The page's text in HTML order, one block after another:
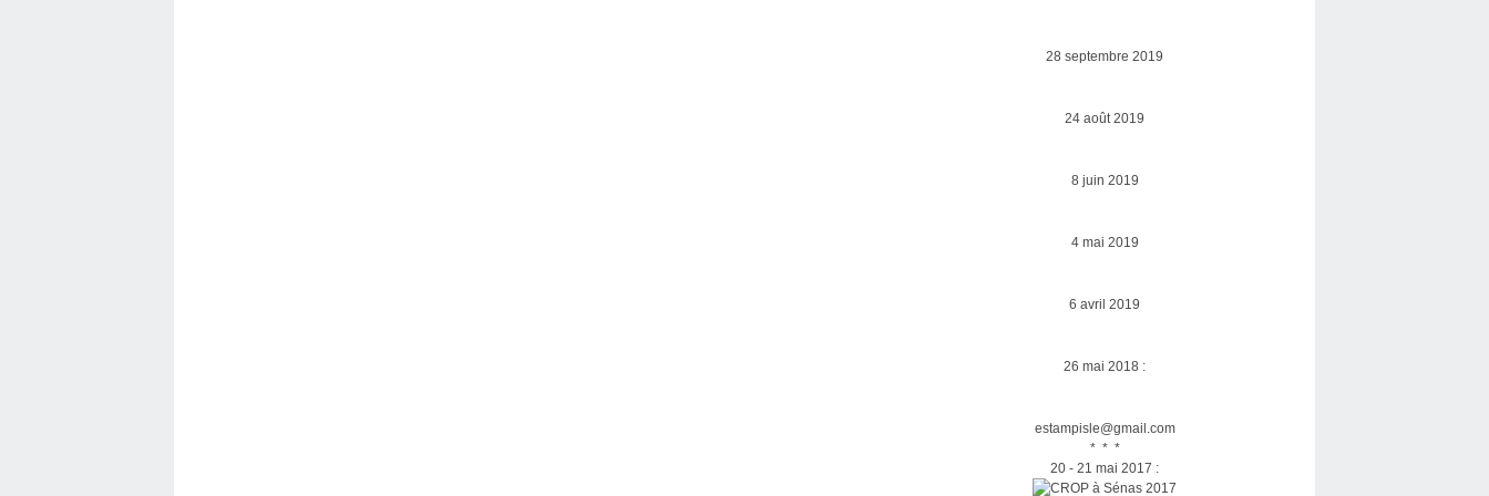
28 septembre 2019
24 août 2019
8 juin 2019
4 mai 2019
6 avril 2019
26 mai 2018 :
estampisle@gmail.com
* * *
20 - 21 mai 2017 :